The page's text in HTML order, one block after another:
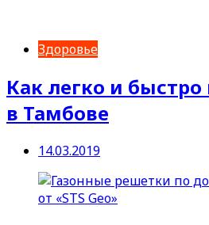
Здоровье
Как легко и
в Тамбове
14.03.2019